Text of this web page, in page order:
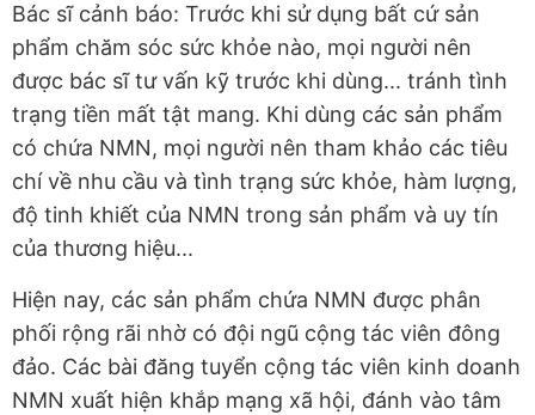
Bác sĩ cảnh báo: Trước khi sử dụng bất cứ sản
phẩm chăm sóc sức khỏe nào, mọi người nên
được bác sĩ tư vấn kỹ trước khi dùng... tránh tình
trạng tiền mất tật mang. Khi dùng các sản phẩm
có chứa NMN, mọi người nên tham khảo các tiêu
chí về nhu cầu và tình trạng sức khỏe, hàm lượng,
độ tinh khiết của NMN trong sản phẩm và uy tín
của thương hiệu...
Hiện nay, các sản phẩm chứa NMN được phân
phối rộng rãi nhờ có đội ngũ cộng tác viên đông
đảo. Các bài đăng tuyển cộng tác viên kinh doanh
NMN xuất hiện khắp mạng xã hội, đánh vào tâm